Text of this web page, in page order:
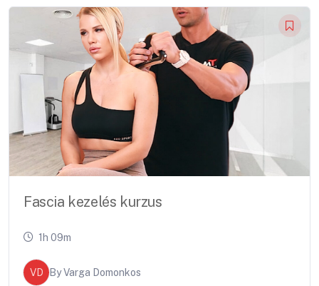
Fascia kezelés kurzus
1h 09m
VD ByVarga Domonkos